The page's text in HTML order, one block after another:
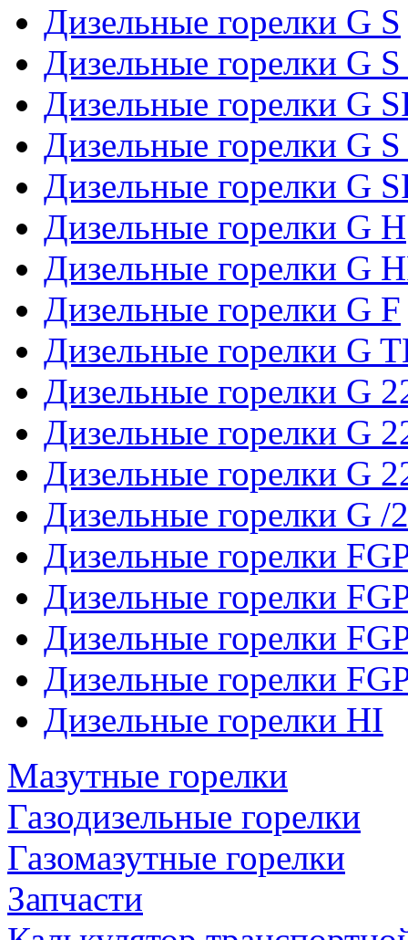
Дизельные горелки G S
Дизельные горелки G
Дизельные горелки G
Дизельные горелки G
Дизельные горелки G
Дизельные горелки G H
Дизельные горелки G
Дизельные горелки G F
Дизельные горелки G
Дизельные горелки G
Дизельные горелки G
Дизельные горелки G
Дизельные горелки G /2
Дизельные горелки
Дизельные горелки
Дизельные горелки
Дизельные горелки
Дизельные горелки HI
Мазутные горелки
Газодизельные горелки
Газомазутные горелки
Запчасти